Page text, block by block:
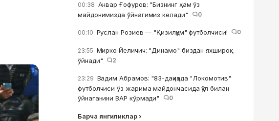
00:38 Анвар Ғофуров: "Бизнинг ҳам ўз
майдонимизда ўйнагимиз келади"
0
00:10 Руслан Розиев — "Қизилқум" футболчиси! 0
23:55 Мирко Йеличич: "Динамо" биздан яхшироқ
ўйнади"
2
23:29 Вадим Абрамов: "83-дақиқада "Локомотив"
футболчиси ўз жарима майдончасида қўл билан
ўйнаганини ВАР кўрмади"
0
Барча янгиликлар ›